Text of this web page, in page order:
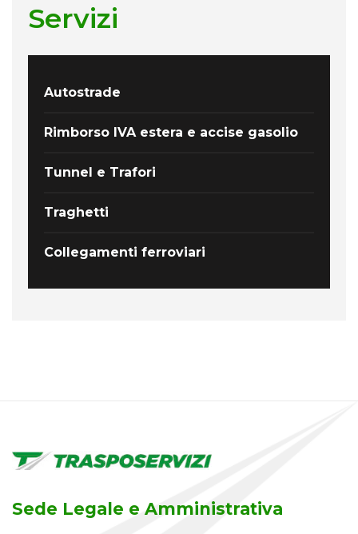
Servizi
Autostrade
Rimborso IVA estera e accise gasolio
Tunnel e Trafori
Traghetti
Collegamenti ferroviari
Sede Legale e Amministrativa